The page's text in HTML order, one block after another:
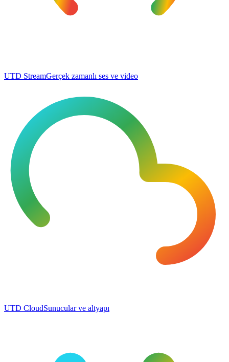
UTD StreamGerçek zamanlı ses ve video
UTD CloudSunucular ve altyapı